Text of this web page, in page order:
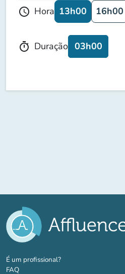
schedule Hora 13h00 16h00
timer Duração 03h00
É um profissional?(novo separador)
FAQ